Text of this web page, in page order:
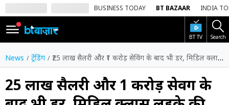
BUSINESS TODAY BT BAZAAR INDIA
BT TV Search
SIGN
IN
Dark
Mode
News ट्रेंडिंग ₹25 लाख सैलरी और ₹1 करोड़ सेविंग के बाद भी डर, मिडिल क्लास लड़के की कहानी Reddit पर वायरल
₹25 लाख सैलरी और ₹1 करोड़ सेविंग के